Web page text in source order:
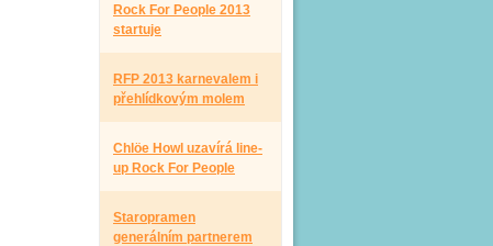
Rock For People 2013
startuje
RFP 2013 karnevalem i
přehlídkovým molem
Chlöe Howl uzavírá line-
up Rock For People
Staropramen
generálním partnerem